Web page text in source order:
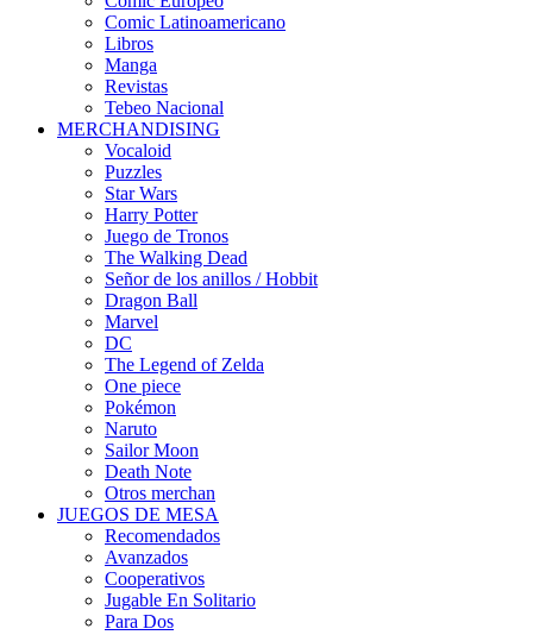
Comic Latinoamericano
Libros
Manga
Revistas
Tebeo Nacional
MERCHANDISING
Vocaloid
Puzzles
Star Wars
Harry Potter
Juego de Tronos
The Walking Dead
Señor de los anillos / Hobbit
Dragon Ball
Marvel
DC
The Legend of Zelda
One piece
Pokémon
Naruto
Sailor Moon
Death Note
Otros merchan
JUEGOS DE MESA
Recomendados
Avanzados
Cooperativos
Jugable En Solitario
Para Dos